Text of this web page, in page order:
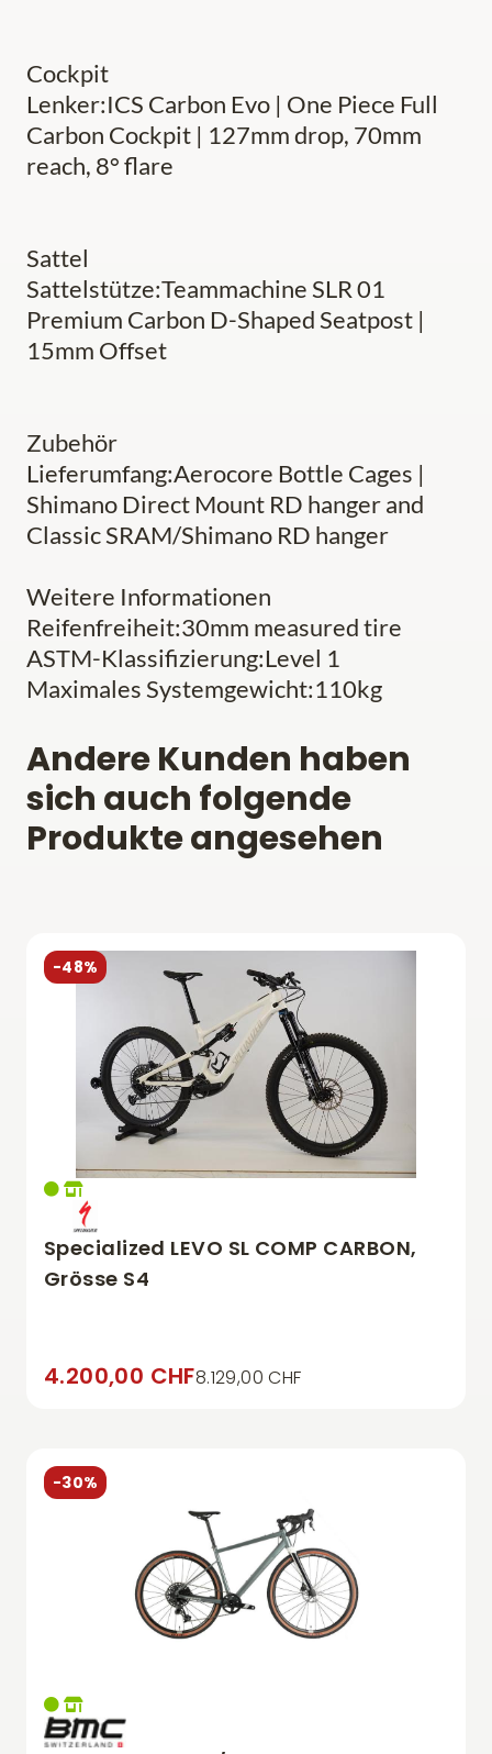
Cockpit
Lenker:ICS Carbon Evo | One Piece Full
Carbon Cockpit | 127mm drop, 70mm
reach, 8° flare
Sattel
Sattelstütze:Teammachine SLR 01
Premium Carbon D-Shaped Seatpost |
15mm Offset
Zubehör
Lieferumfang:Aerocore Bottle Cages |
Shimano Direct Mount RD hanger and
Classic SRAM/Shimano RD hanger
Weitere Informationen
Reifenfreiheit:30mm measured tire
ASTM-Klassifizierung:Level 1
Maximales Systemgewicht:110kg
Andere Kunden haben
sich auch folgende
Produkte angesehen
-48%
Specialized LEVO SL COMP CARBON,
Grösse S4
4.200,00 CHF8.129,00 CHF
-30%